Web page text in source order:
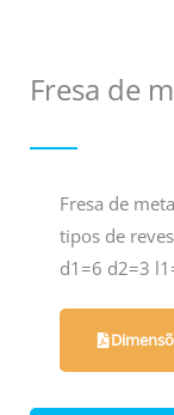
Fresa de
Fresa de
tipos de
d1=6 d2=3